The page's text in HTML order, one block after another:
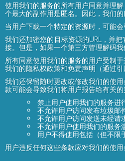
使用我们的服务的所有用户同意并理
个最大的副作用是匿名。因此，我们
当用户下载一个特定的资源时，可能
我们还加密您的目标资源的URL，并
接。但是，如果一个第三方管理解码
所有同意使用我们的服务的用户受制
我们的隐私权政策和免责声明（通过引
我们还保留随时更改或修改我们的使
款可能会导致我们将用户报告给有关的
禁止用户使用我们的服务进
不允许用户访问发布垃圾邮
不允许用户访问发送未经请
不允许用户使用我们的服务
用户不得使用包括（但不
用户违反任何这些条款应对我们的使